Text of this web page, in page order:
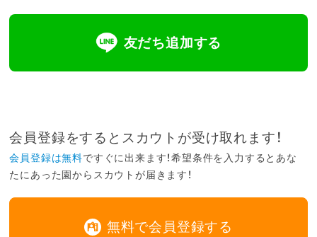
友だち追加する
会員登録をするとスカウトが受け取れます！
会員登録は無料ですぐに出来ます！希望条件を入力するとあな
たにあった園からスカウトが届きます！
無料で会員登録する